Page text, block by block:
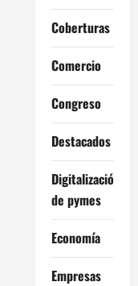
Coberturas
Comercio
Congreso
Destacados
Digitalización
de pymes
Economía
Empresas